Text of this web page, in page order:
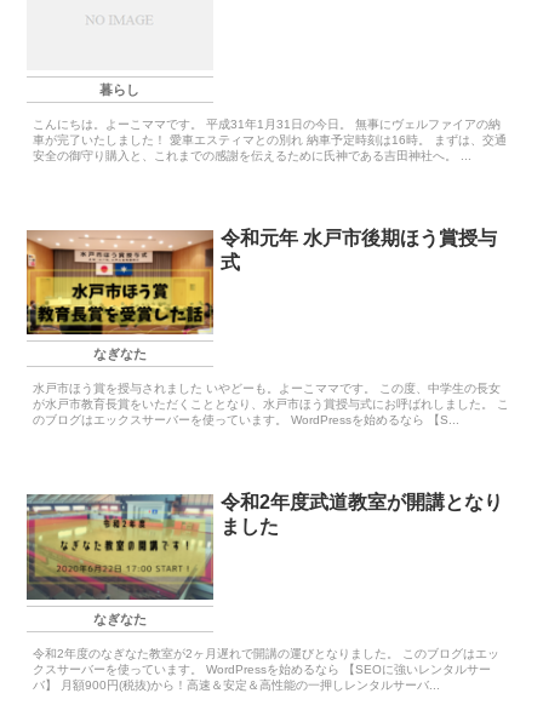
暮らし
こんにちは。よーこママです。 平成31年1月31日の今日。 無事にヴェルファイアの納
車が完了いたしました！ 愛車エスティマとの別れ 納車予定時刻は16時。 まずは、交通
安全の御守り購入と、これまでの感謝を伝えるために氏神である吉田神社へ。 ...
なぎなた
令和元年 水戸市後期ほう賞授与
式
水戸市ほう賞を授与されました いやどーも。よーこママです。 この度、中学生の長女
が水戸市教育長賞をいただくこととなり、水戸市ほう賞授与式にお呼ばれしました。 こ
のブログはエックスサーバーを使っています。 WordPressを始めるなら 【S...
なぎなた
令和2年度武道教室が開講となり
ました
令和2年度のなぎなた教室が2ヶ月遅れで開講の運びとなりました。 このブログはエッ
クスサーバーを使っています。 WordPressを始めるなら 【SEOに強いレンタルサー
バ】 月額900円(税抜)から！高速＆安定＆高性能の一押しレンタルサーバ...